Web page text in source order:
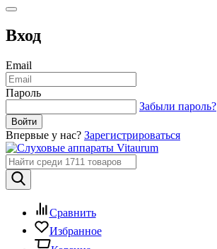
Вход
Email
Пароль
Забыли пароль?
Впервые у нас? Зарегистрироваться
Сравнить
Избранное